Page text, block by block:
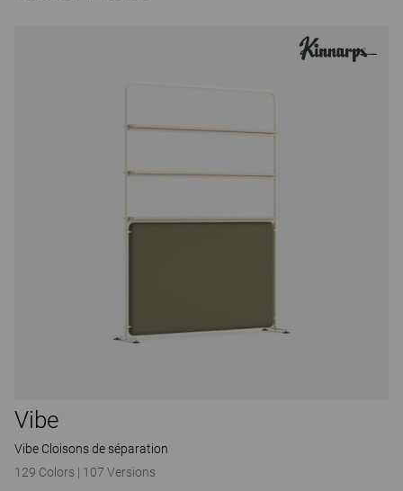
Vibe
Vibe Cloisons de séparation
129 Colors | 107 Versions